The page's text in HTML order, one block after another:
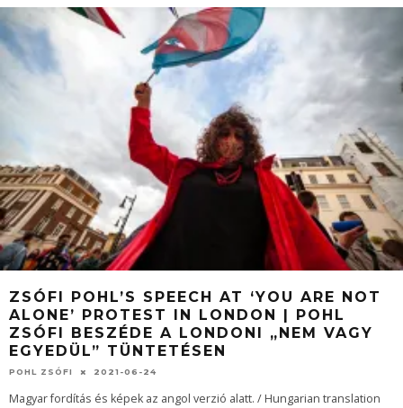
ZSÓFI POHL’S SPEECH AT ‘YOU ARE NOT
ALONE’ PROTEST IN LONDON | POHL
ZSÓFI BESZÉDE A LONDONI „NEM VAGY
EGYEDÜL” TÜNTETÉSEN
POHL ZSÓFI 2021-06-24
Magyar fordítás és képek az angol verzió alatt. / Hungarian translation